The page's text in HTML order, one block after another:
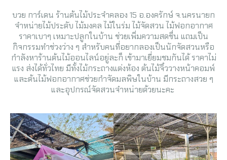
บวย การ์เดน ร้านต้นไม้ประจำคลอง 15 อ.องครักษ์ จ.นครนายก
จำหน่ายไม้ประดับ ไม้มงคล ไม้ในร่ม ไม้จัดสวน ไม้ฟอกอากาศ
ราคาเบาๆ เหมาะปลูกในบ้าน ช่วยเพิ่มความสดชื่น แถมเป็น
กิจกรรมทำช่วงว่าง ๆ สำหรับคนที่อยากลองเป็นนักจัดสวนหรือ
กำลังหาร้านต้นไม้ออนไลน์อยู่ละก็ เข้ามาเยี่ยมชมกันได้ ราคาไม่
แรง ส่งได้ทั่วไทย มีทั้งไม้กระถางแต่งห้อง ต้นไม้จิ๋ววางหน้าคอมพ์
และต้นไม้ฟอกอากาศช่วยกำจัดมลพิษในบ้าน มีกระถางสวย ๆ
และอุปกรณ์จัดสวนจำหน่ายด้วยนะคะ